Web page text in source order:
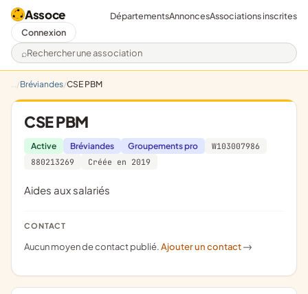
Assoce
Rechercher une association
DépartementsAnnoncesAssociations inscrites
Connexion
Bréviandes CSE PBM
CSE PBM
Active Bréviandes Groupements pro
W103007986
880213269
Créée en 2019
aides aux salariés
CONTACT
Aucun moyen de contact publié.Ajouter un contact ->